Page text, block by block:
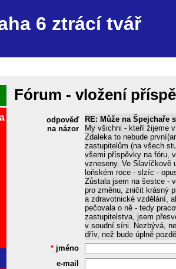
6 ztrácí tvář
Fórum - vložení
odpověď
na názor
RE: Může na Špejchaře
My všichni - kteří žijeme
Zdaleka to nebude
zastupitelům (na všech
všemi příspěvky na fóru,
vzneseny. Ve Slavíčkově
loňském roce - slzíc -
Zůstala jsem na šestce -
pro změnu, zničit krásný
a zdravotnické vzdělání,
pečovala o ně - tedy
zastupitelstva, jsem
v soudní síni. Nezbývá,
dřív, než bude úplně
* jméno
e-mail